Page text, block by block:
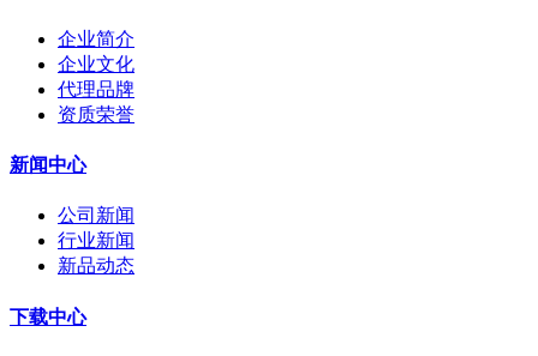
企业简介
企业文化
代理品牌
资质荣誉
新闻中心
公司新闻
行业新闻
新品动态
下载中心